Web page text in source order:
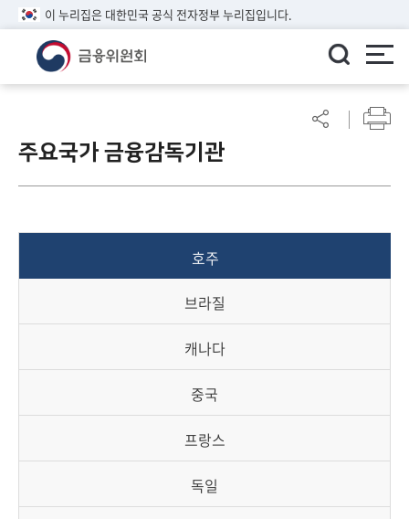
이 누리집은 대한민국 공식 전자정부 누리집입니다.
린
이알
정
주요국가 금융감독기관
호주
브라질
캐나다
중국
프랑스
독일